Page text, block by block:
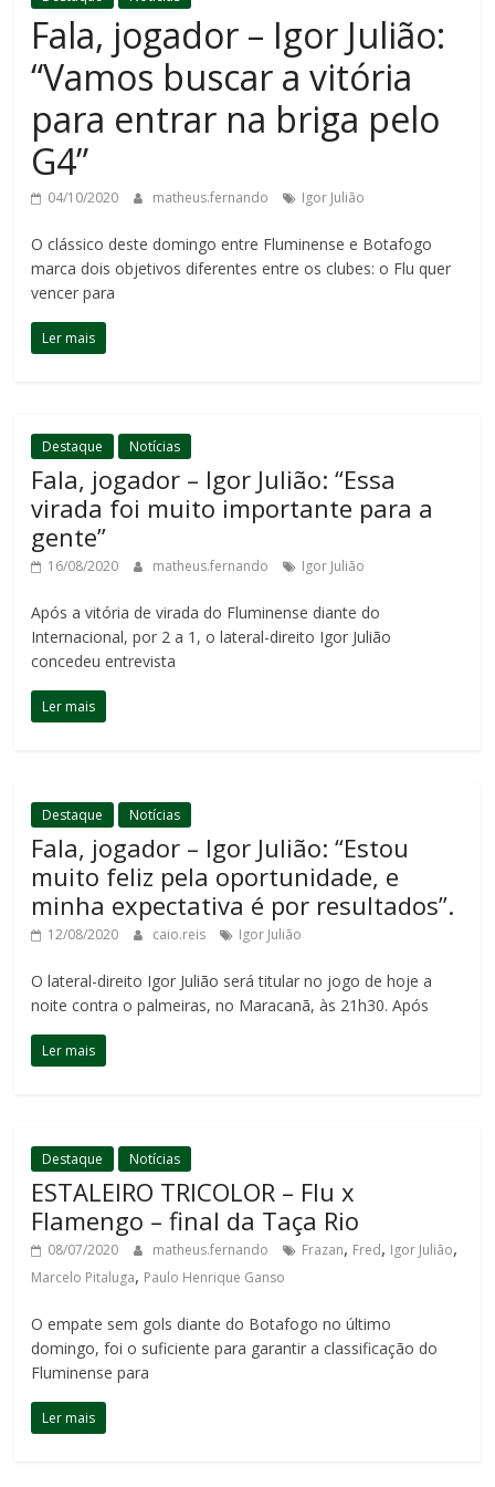
Fala, jogador – Igor Julião:
“Vamos buscar a vitória
para entrar na briga pelo
G4”
04/10/2020 matheus.fernando Igor Julião
O clássico deste domingo entre Fluminense e Botafogo
marca dois objetivos diferentes entre os clubes: o Flu quer
vencer para
Ler mais
Destaque Notícias
Fala, jogador – Igor Julião: “Essa
virada foi muito importante para a
gente”
16/08/2020 matheus.fernando Igor Julião
Após a vitória de virada do Fluminense diante do
Internacional, por 2 a 1, o lateral-direito Igor Julião
concedeu entrevista
Ler mais
Destaque Notícias
Fala, jogador – Igor Julião: “Estou
muito feliz pela oportunidade, e
minha expectativa é por resultados”.
12/08/2020 caio.reis Igor Julião
O lateral-direito Igor Julião será titular no jogo de hoje a
noite contra o palmeiras, no Maracanã, às 21h30. Após
Ler mais
Destaque Notícias
ESTALEIRO TRICOLOR – Flu x
Flamengo – final da Taça Rio
08/07/2020 matheus.fernando Frazan, Fred, Igor Julião,
Marcelo Pitaluga, Paulo Henrique Ganso
O empate sem gols diante do Botafogo no último
domingo, foi o suficiente para garantir a classificação do
Fluminense para
Ler mais